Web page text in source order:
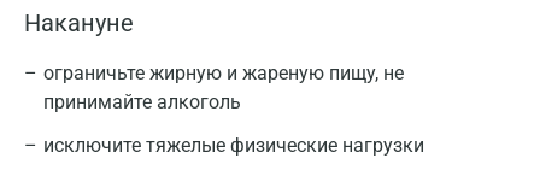
Накануне
ограничьте жирную и жареную пищу, не
принимайте алкоголь
исключите тяжелые физические нагрузки